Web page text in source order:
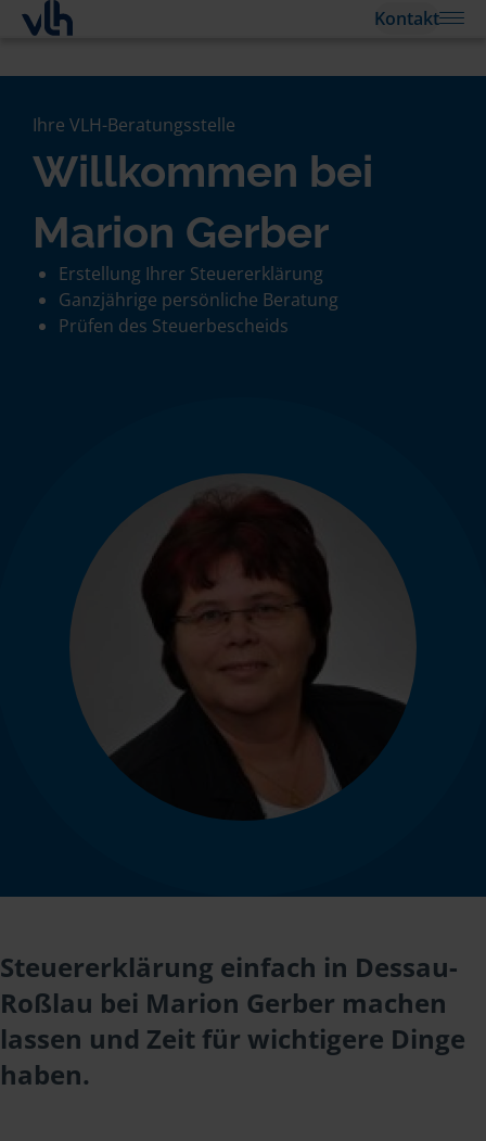
Kontakt
Ihre VLH-Beratungsstelle
Willkommen bei
Marion Gerber
Erstellung Ihrer Steuererklärung
Ganzjährige persönliche Beratung
Prüfen des Steuerbescheids
Steuererklärung einfach in Dessau-
Roßlau bei Marion Gerber machen
lassen und Zeit für wichtigere Dinge
haben.